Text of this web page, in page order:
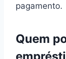
pagamento.
Quem